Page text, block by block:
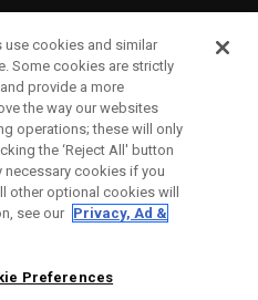
LÉGALES
use cookies and similar
Some cookies are strictly
provide a more
the way our websites
operations; these will only
the ‘Reject All' button
necessary cookies if you
other optional cookies will
see our Privacy, Ad &
Preferences